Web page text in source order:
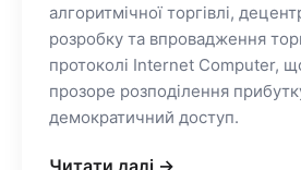
алгоритмічної торгівлі,
розробку та впровадження
протоколі Internet Computer,
прозоре розподілення
демократичний доступ.
Читати далі →